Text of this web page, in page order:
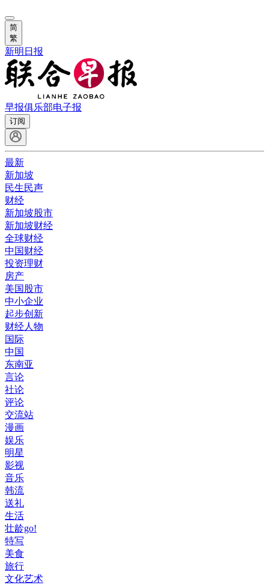
简
繁
新明日报
早报俱乐部电子报
订阅
最新
新加坡
民生民声
财经
新加坡股市
新加坡财经
全球财经
中国财经
投资理财
房产
美国股市
中小企业
起步创新
财经人物
国际
中国
东南亚
言论
社论
评论
交流站
漫画
娱乐
明星
影视
音乐
韩流
送礼
生活
壮龄go!
特写
美食
旅行
文化艺术